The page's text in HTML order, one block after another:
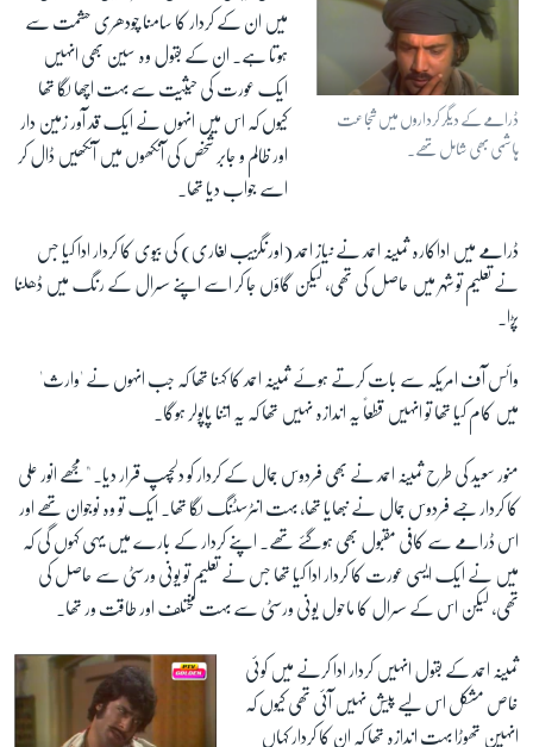
ڈرامے کے دیگر کرداروں میں شجاعت
ہاشمی بھی شامل تھے۔
میں ان کے کردار کا سامنا چودھری حشمت سے
ہوتا ہے۔ ان کے بقول وہ سین بھی انہیں
ایک عورت کی حیثیت سے بہت اچھا لگا تھا
کیوں کہ اس میں انہوں نے ایک قد آور زمین دار
اور ظالم و جابر شخص کی آنکھوں میں آنکھیں ڈال کر
اسے جواب دیا تھا۔
ڈرامے میں اداکارہ ثمینہ احمد نے نیاز احمد (اورنگزیب لغاری) کی بیوی کا کردار ادا کیا جس
نے تعلیم تو شہر میں حاصل کی تھی، لیکن گاؤں جا کر اسے اپنے سسرال کے رنگ میں ڈھلنا
پڑا۔
وائس آف امریکہ سے بات کرتے ہوئے ثمینہ احمد کا کہنا تھا کہ جب انہوں نے 'وارث'
میں کام کیا تھا تو انہیں قطعاً یہ اندازہ نہیں تھا کہ یہ اتنا پاپولر ہوگا۔
منور سعید کی طرح ثمینہ احمد نے بھی فردوس جمال کے کردار کو دلچسپ قرار دیا۔ "مجھے انور علی
کا کردار جسے فردوس جمال نے نبھایا تھا، بہت انٹرسٹنگ لگا تھا۔ ایک تو وہ نوجوان تھے اور
اس ڈرامے سے کافی مقبول بھی ہوگئے تھے۔ اپنے کردار کے بارے میں یہی کہوں گی کہ
میں نے ایک ایسی عورت کا کردار ادا کیا تھا جس نے تعلیم تو یونی ورسٹی سے حاصل کی
تھی، لیکن اس کے سسرال کا ماحول یونی ورسٹی سے بہت مختلف اور طاقت ور تھا۔
ثمینہ احمد کے بقول انہیں کردار ادا کرنے میں کوئی
خاص مشکل اس لیے پیش نہیں آئی تھی کیوں کہ
انہین تھوڑا بہت اندازہ تھا کہ ان کا کردار کہاں